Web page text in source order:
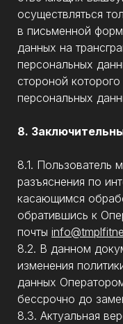
осуществляться
в письменной
данных на
персональных
стороной
персональных
8.
8.1. Пользователь
разъяснения по
касающимся
обратившись к
почты
8.2. В данном
изменения
данных
бессрочно до
8.3. Актуальная